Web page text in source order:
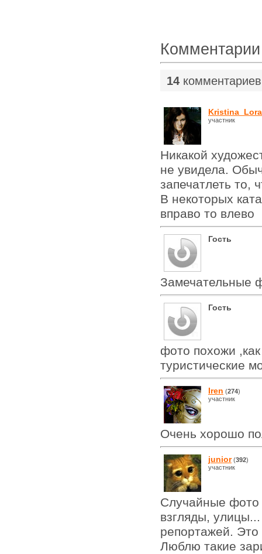
Комментарии
14
участник
Никакой
не увидела.
запечатлеть то,
В некоторых
вправо то влево
Гость
Замечательные
Гость
фото похожи
туристические
Iren (274)
участник
Очень хорошо
junior(392)
участник
Случайные фото
взгляды,
репортажей.
Люблю такие